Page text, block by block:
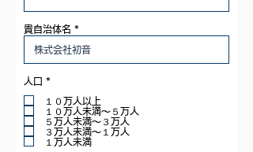
貴自治体名
人口 *
i
r
e
d
１０万人以上
１０万人未満〜５万人
５万人未満〜３万人
３万人未満〜１万人
１万人未満